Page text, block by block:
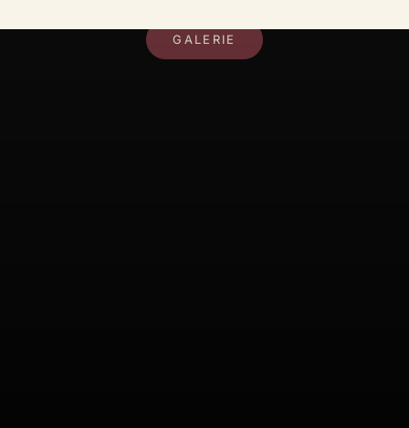
GALERIE